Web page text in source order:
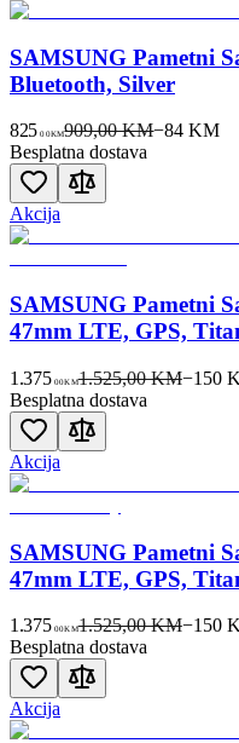
SAMSUNG Pametni
Bluetooth, Silver
825 00KM909,00 KM−84 KM
Besplatna dostava
Akcija
SAMSUNG Pametni
47mm LTE, GPS,
1.375 00KM1.525,00 KM−150
Besplatna dostava
Akcija
SAMSUNG Pametni
47mm LTE, GPS,
1.375 00KM1.525,00 KM−150
Besplatna dostava
Akcija